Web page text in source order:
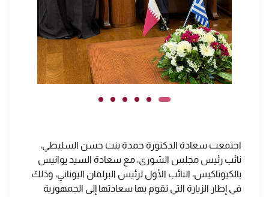
اجتمعت سعادة الدكتورة حمدة بنت حسن السليطي،
نائب رئيس مجلس الشورى، مع سعادة السيد يوانيس
بالكيوتاكيس، النائب الأول لرئيس البرلمان اليوناني، وذلك
في إطار الزيارة التي تقوم بها سعادتها إلى الجمهورية